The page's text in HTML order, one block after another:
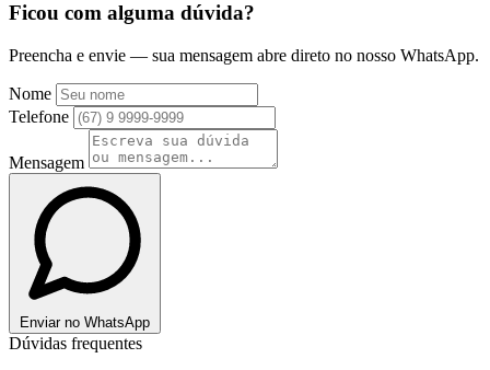
Ficou com alguma dúvida?
Preencha e envie — sua mensagem abre direto no nosso WhatsApp.
Nome
Telefone
Mensagem
Enviar no WhatsApp
Dúvidas frequentes